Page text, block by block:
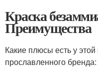
Краска
Преимущества
Какие плюсы есть у этой
прославленного бренда: